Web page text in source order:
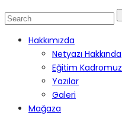
Hakkımızda
Netyazı Hakkında
Eğitim Kadromuz
Yazılar
Galeri
Mağaza